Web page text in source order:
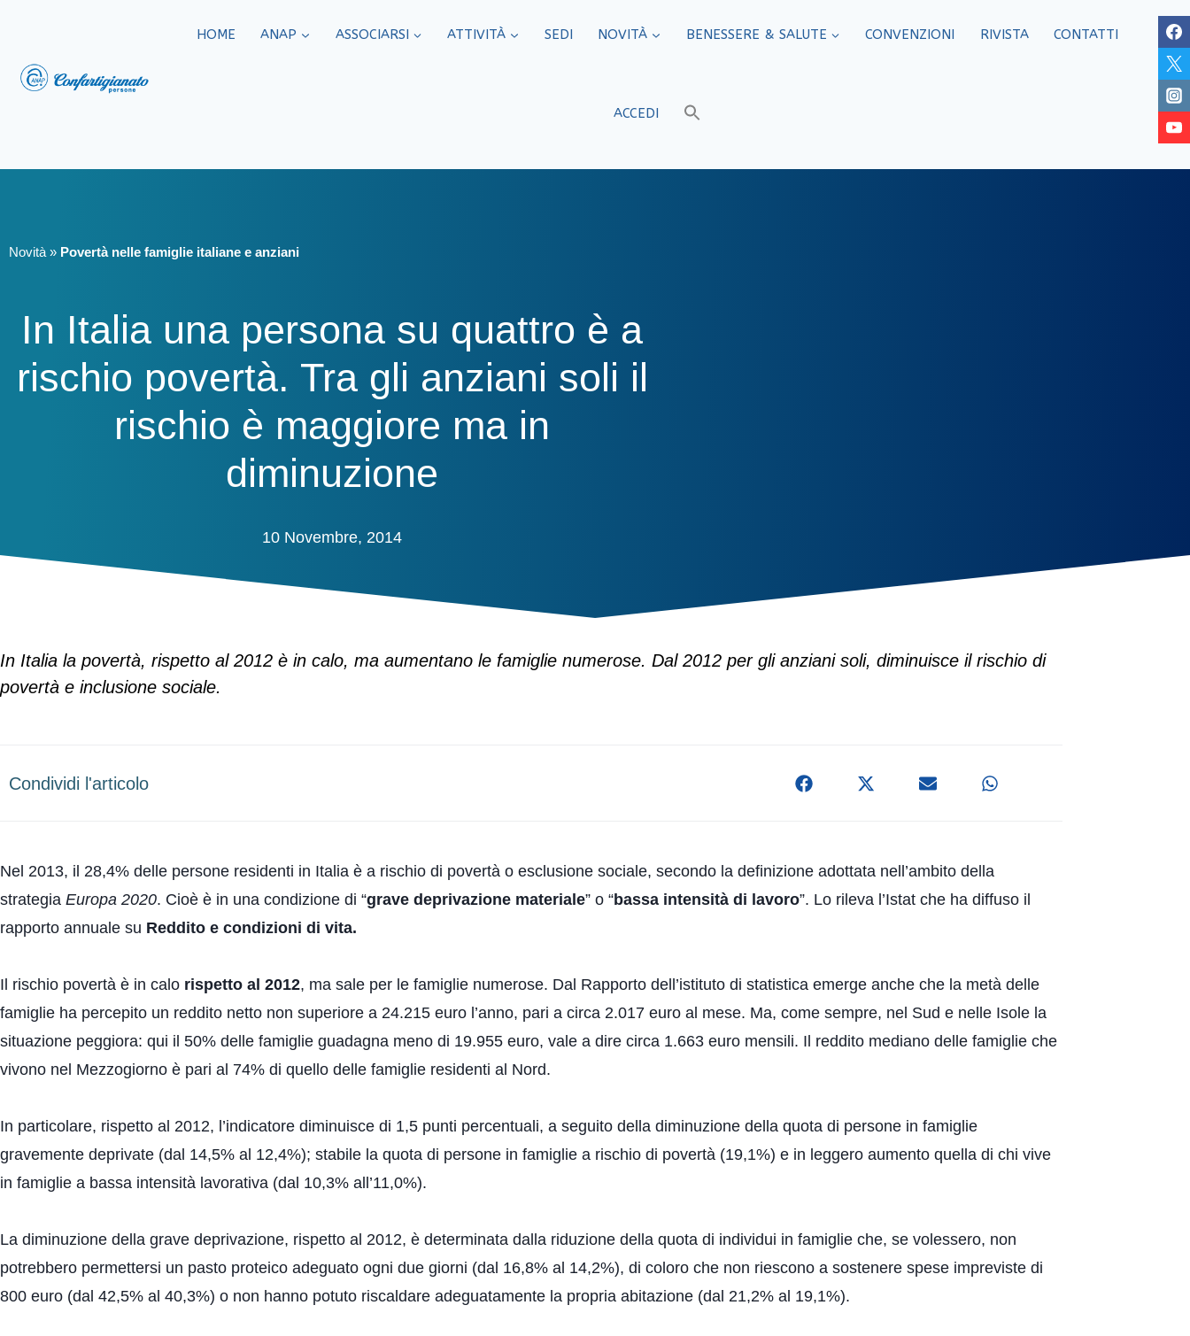
HOME ANAP ASSOCIARSI ATTIVITÀ SEDI​ NOVITÀ BENESSERE & SALUTE CONVENZIONI RIVISTA CONTATTI
ACCEDI
Novità » Povertà nelle famiglie italiane e anziani
In Italia una persona su quattro è a
rischio povertà. Tra gli anziani soli il
rischio è maggiore ma in
diminuzione
10 Novembre, 2014
In Italia la povertà, rispetto al 2012 è in calo, ma aumentano le famiglie numerose. Dal 2012 per gli anziani soli, diminuisce il rischio di
povertà e inclusione sociale.
Condividi l'articolo
Nel 2013, il 28,4% delle persone residenti in Italia è a rischio di povertà o esclusione sociale, secondo la definizione adottata nell’ambito della
strategia Europa 2020. Cioè è in una condizione di “grave deprivazione materiale” o “bassa intensità di lavoro”. Lo rileva l’Istat che ha diffuso il
rapporto annuale su Reddito e condizioni di vita.
Il rischio povertà è in calo rispetto al 2012, ma sale per le famiglie numerose. Dal Rapporto dell’istituto di statistica emerge anche che la metà delle
famiglie ha percepito un reddito netto non superiore a 24.215 euro l’anno, pari a circa 2.017 euro al mese. Ma, come sempre, nel Sud e nelle Isole la
situazione peggiora: qui il 50% delle famiglie guadagna meno di 19.955 euro, vale a dire circa 1.663 euro mensili. Il reddito mediano delle famiglie che
vivono nel Mezzogiorno è pari al 74% di quello delle famiglie residenti al Nord.
In particolare, rispetto al 2012, l’indicatore diminuisce di 1,5 punti percentuali, a seguito della diminuzione della quota di persone in famiglie
gravemente deprivate (dal 14,5% al 12,4%); stabile la quota di persone in famiglie a rischio di povertà (19,1%) e in leggero aumento quella di chi vive
in famiglie a bassa intensità lavorativa (dal 10,3% all’11,0%).
La diminuzione della grave deprivazione, rispetto al 2012, è determinata dalla riduzione della quota di individui in famiglie che, se volessero, non
potrebbero permettersi un pasto proteico adeguato ogni due giorni (dal 16,8% al 14,2%), di coloro che non riescono a sostenere spese impreviste di
800 euro (dal 42,5% al 40,3%) o non hanno potuto riscaldare adeguatamente la propria abitazione (dal 21,2% al 19,1%).